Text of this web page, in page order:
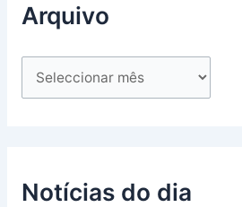
Arquivo
Notícias do dia